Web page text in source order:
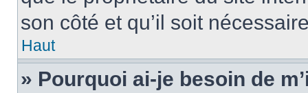
son côté et qu’il soit
Haut
» Pourquoi ai-je besoin de